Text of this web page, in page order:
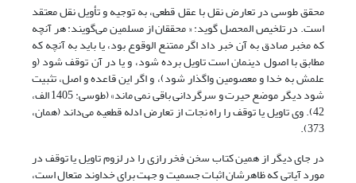
محقق طوسی در تعارض نقل با عقل قطعی، به توجیه و تأویل نقل معتقد
است. در تلخیص المحصل گوید: « محققان از مسلمین می‌گویند: هر آنچه
که مخبر صادق به آن خبر داد اگر ممتنع الوقوع بود، یا باید به آنچه که
مطابق با اصول دینمان است تاویل برده شود، و یا در آن توقف شود (و
علمش به خدا و معصومین واگذار شود)، و اگر این قاعده و اصل، تثبیت
شود دیگر موضع حیرت و سرگردانی باقی نمی ماند» (طوسی: 1405 الف،
42). وی تاویل یا توقف را راه نجات از تعارض ادله قطعیه می‌داند (همان،
373).
در جای دیگر از همین کتاب سخن فخر رازی را در لزوم تاویل یا توقف در
مورد آیاتی که ظاهرشان اثبات جسمیت و جهت برای خداوند متعال است،